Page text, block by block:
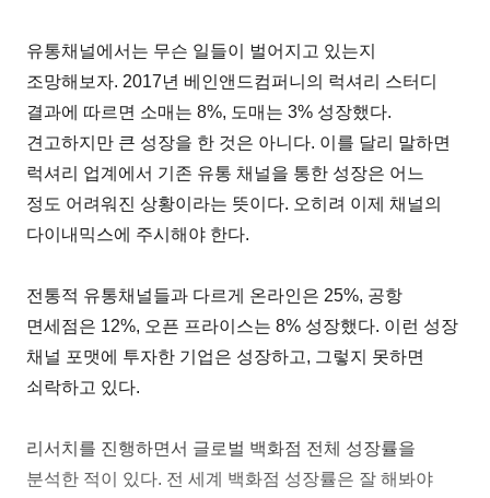
유통채널에서는 무슨 일들이 벌어지고 있는지
조망해보자. 2017년 베인앤드컴퍼니의 럭셔리 스터디
결과에 따르면 소매는 8%, 도매는 3% 성장했다.
견고하지만 큰 성장을 한 것은 아니다. 이를 달리 말하면
럭셔리 업계에서 기존 유통 채널을 통한 성장은 어느
정도 어려워진 상황이라는 뜻이다. 오히려 이제 채널의
다이내믹스에 주시해야 한다.
전통적 유통채널들과 다르게 온라인은 25%, 공항
면세점은 12%, 오픈 프라이스는 8% 성장했다. 이런 성장
채널 포맷에 투자한 기업은 성장하고, 그렇지 못하면
쇠락하고 있다.
리서치를 진행하면서 글로벌 백화점 전체 성장률을
분석한 적이 있다. 전 세계 백화점 성장률은 잘 해봐야